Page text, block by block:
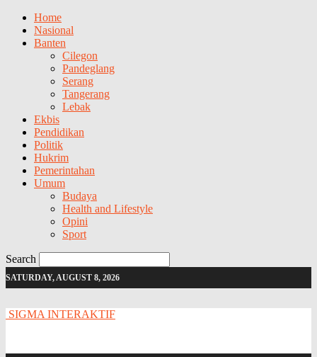
Home
Nasional
Banten
Cilegon
Pandeglang
Serang
Tangerang
Lebak
Ekbis
Pendidikan
Politik
Hukrim
Pemerintahan
Umum
Budaya
Health and Lifestyle
Opini
Sport
Search
SATURDAY, AUGUST 8, 2026
SIGMA INTERAKTIF